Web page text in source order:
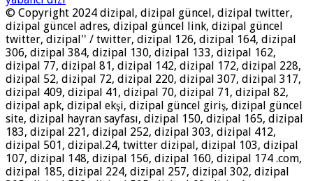
© Copyright 2024 dizipal, dizipal güncel, dizipal twitter,
dizipal güncel adres, dizipal güncel link, dizipal güncel
twitter, dizipal'' / twitter, dizipal 126, dizipal 164, dizipal
306, dizipal 384, dizipal 130, dizipal 133, dizipal 162,
dizipal 77, dizipal 81, dizipal 142, dizipal 172, dizipal 228,
dizipal 52, dizipal 72, dizipal 220, dizipal 307, dizipal 317,
dizipal 409, dizipal 41, dizipal 70, dizipal 71, dizipal 82,
dizipal apk, dizipal ekşi, dizipal güncel giriş, dizipal güncel
site, dizipal hayran sayfası, dizipal 150, dizipal 165, dizipal
183, dizipal 221, dizipal 252, dizipal 303, dizipal 412,
dizipal 501, dizipal.24, twitter dizipal, dizipal 103, dizipal
107, dizipal 148, dizipal 156, dizipal 160, dizipal 174 .com,
dizipal 185, dizipal 224, dizipal 257, dizipal 302, dizipal